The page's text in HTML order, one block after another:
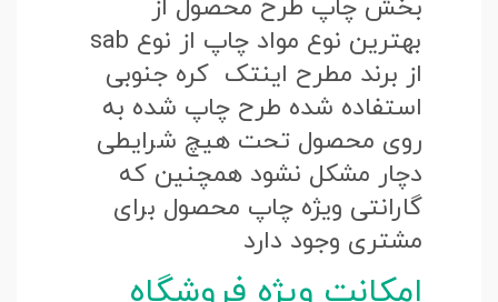
بخش چاپ طرح محصول از
بهترین نوع مواد چاپ از نوع sab
از برند مطرح اینتک کره جنوبی
استفاده شده طرح چاپ شده به
روی محصول تحت هیچ شرایطی
دچار مشکل نشود همچنین که
گارانتی ویژه چاپ محصول برای
مشتری وجود دارد